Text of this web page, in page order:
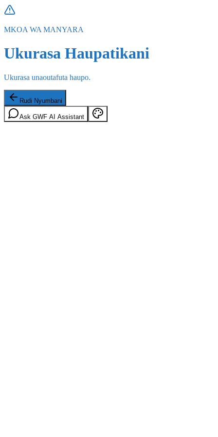
MKOA WA MANYARA
Ukurasa Haupatikani
Ukurasa unaoutafuta haupo.
Rudi Nyumbani
Ask GWF AI Assistant